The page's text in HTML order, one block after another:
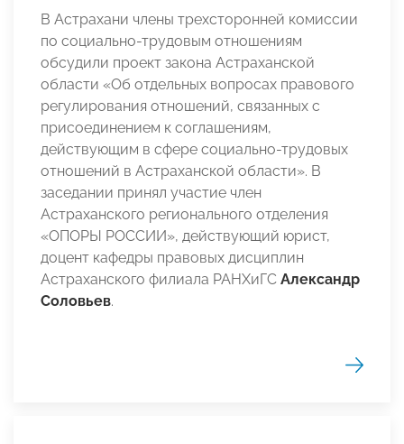
В Астрахани члены трехсторонней комиссии
по социально-трудовым отношениям
обсудили проект закона Астраханской
области «Об отдельных вопросах правового
регулирования отношений, связанных с
присоединением к соглашениям,
действующим в сфере социально-трудовых
отношений в Астраханской области». В
заседании принял участие член
Астраханского регионального отделения
«ОПОРЫ РОССИИ», действующий юрист,
доцент кафедры правовых дисциплин
Астраханского филиала РАНХиГС Александр
Соловьев.